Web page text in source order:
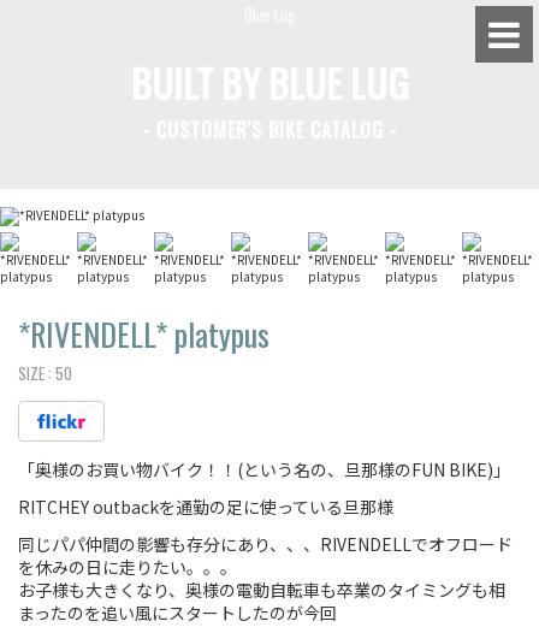
*RIVENDELL*platypus
SIZE : 50
「奥様のお買い物バイク！！(という名の、旦那様のFUN BIKE)」
RITCHEY outbackを通勤の足に使っている旦那様
同じパパ仲間の影響も存分にあり、、、RIVENDELLでオフロード
を休みの日に走りたい。。。
お子様も大きくなり、奥様の電動自転車も卒業のタイミングも相
まったのを追い風にスタートしたのが今回
BLUE LUG YOYOGI PARK
Fixed Gear / Single Speed
Touring